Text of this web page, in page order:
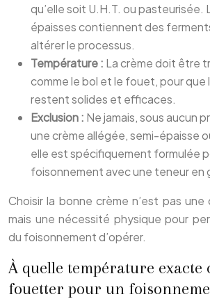
qu’elle soit U.H.T. ou pasteurisée.
épaisses contiennent des
altérer le processus.
Température : La crème doit être
comme le bol et le fouet, pour que
restent solides et efficaces.
Exclusion : Ne jamais, sous aucun
une crème allégée, semi-épaisse
elle est spécifiquement formulée
foisonnement avec une teneur en
Choisir la bonne crème n’est pas
mais une nécessité physique pour
du foisonnement d’opérer.
À quelle température exacte
fouetter pour un